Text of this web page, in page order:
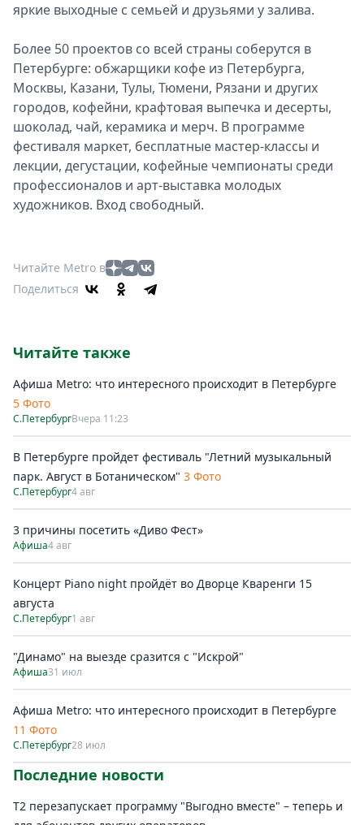
яркие выходные с семьей и друзьями у залива.
Более 50 проектов со всей страны соберутся в
Петербурге: обжарщики кофе из Петербурга,
Москвы, Казани, Тулы, Тюмени, Рязани и других
городов, кофейни, крафтовая выпечка и десерты,
шоколад, чай, керамика и мерч. В программе
фестиваля маркет, бесплатные мастер-классы и
лекции, дегустации, кофейные чемпионаты среди
профессионалов и арт-выставка молодых
художников. Вход свободный.
Читайте Metro в
Поделиться
Читайте также
Афиша Metro: что интересного происходит в Петербурге
5 Фото
С.ПетербургВчера 11:23
В Петербурге пройдет фестиваль "Летний музыкальный
парк. Август в Ботаническом" 3 Фото
С.Петербург4 авг
3 причины посетить «Диво Фест»
Афиша4 авг
Концерт Piano night пройдёт во Дворце Кваренги 15
августа
С.Петербург1 авг
"Динамо" на выезде сразится с "Искрой"
Афиша31 июл
Афиша Metro: что интересного происходит в Петербурге
11 Фото
С.Петербург28 июл
Последние новости
Т2 перезапускает программу "Выгодно вместе" – теперь и